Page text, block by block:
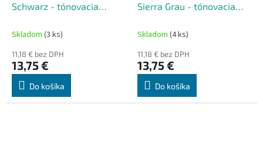
Schwarz - tónovacia
50 ml
Skladom (3 ks)
11,18 € bez DPH
13,75 €
Do košíka
Sierra Grau - tónovacia
50 ml
Skladom (4 ks)
11,18 € bez DPH
13,75 €
Do košíka